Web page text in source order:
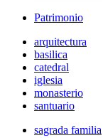
Patrimonio
arquitectura
basilica
catedral
iglesia
monasterio
santuario
sagrada familia